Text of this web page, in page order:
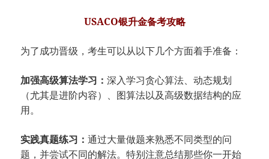
USACO银升金备考攻略
为了成功晋级，考生可以从以下几个方面着手准备：
加强高级算法学习：深入学习贪心算法、动态规划
（尤其是进阶内容）、图算法以及高级数据结构的应
用。
实践真题练习：通过大量做题来熟悉不同类型的问
题，并尝试不同的解法。特别注意总结那些你一开始